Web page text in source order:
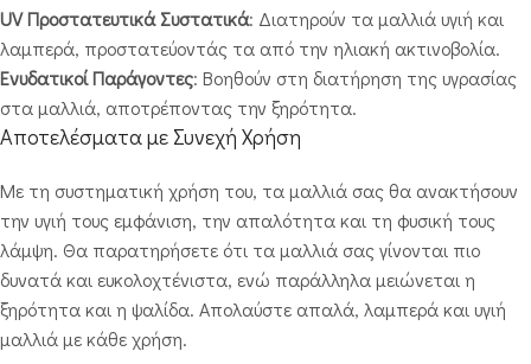
UV Προστατευτικά Συστατικά: Διατηρούν τα μαλλιά υγιή και
λαμπερά, προστατεύοντάς τα από την ηλιακή ακτινοβολία.
Ενυδατικοί Παράγοντες: Βοηθούν στη διατήρηση της υγρασίας
στα μαλλιά, αποτρέποντας την ξηρότητα.
Αποτελέσματα με Συνεχή Χρήση
Με τη συστηματική χρήση του, τα μαλλιά σας θα ανακτήσουν
την υγιή τους εμφάνιση, την απαλότητα και τη φυσική τους
λάμψη. Θα παρατηρήσετε ότι τα μαλλιά σας γίνονται πιο
δυνατά και ευκολοχτένιστα, ενώ παράλληλα μειώνεται η
ξηρότητα και η ψαλίδα. Απολαύστε απαλά, λαμπερά και υγιή
μαλλιά με κάθε χρήση.